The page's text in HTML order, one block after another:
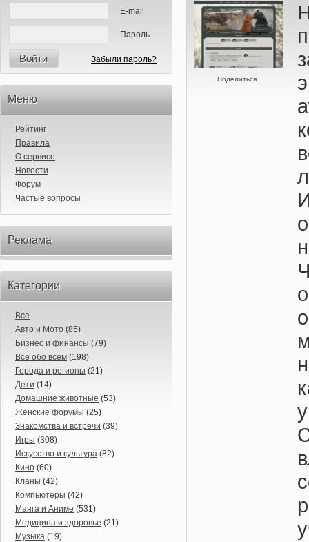
E-mail
Пароль
Войти Забыли пароль?
Меню
Рейтинг
Правила
О сервисе
Новости
Форум
Частые вопросы
Реклама
Категории
Все
Авто и Мото (85)
Бизнес и финансы (79)
Все обо всем (198)
Города и регионы (21)
Дети (14)
Домашние животные (53)
Женские форумы (25)
Знакомства и встречи (39)
Игры (308)
Искусство и культура (82)
Кино (60)
Кланы (42)
Компьютеры (42)
Манга и Аниме (531)
Медицина и здоровье (21)
Музыка (19)
Поделиться